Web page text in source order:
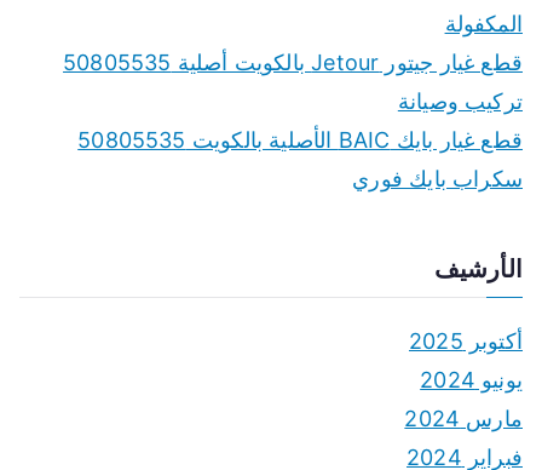
المكفولة
قطع غيار جيتور Jetour بالكويت أصلية 50805535
تركيب وصيانة
قطع غيار بايك BAIC الأصلية بالكويت 50805535
سكراب بايك فوري
الأرشيف
أكتوبر 2025
يونيو 2024
مارس 2024
فبراير 2024